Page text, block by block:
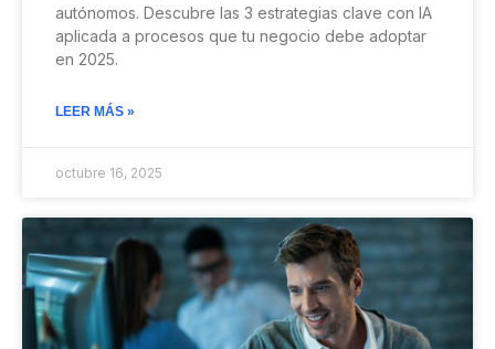
autónomos. Descubre las 3 estrategias clave con IA
aplicada a procesos que tu negocio debe adoptar
en 2025.
LEER MÁS »
octubre 16, 2025